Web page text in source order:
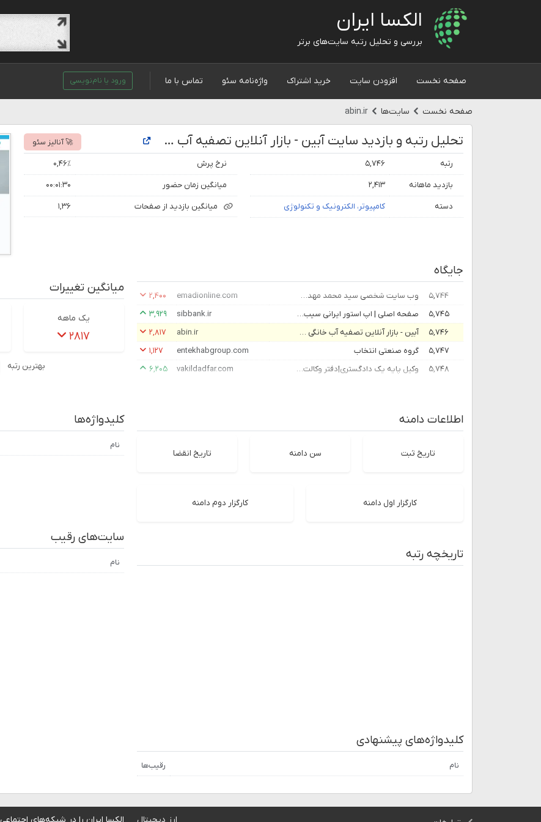
الکسا ایران
بررسی و تحلیل رتبه سایت‌های برتر
صفحه نخست افزودن سایت خرید اشتراک واژه‌نامه سئو تماس با ما ورود یا نام‌نویسی
صفحه نخست سایت‌ها abin.ir
تحلیل رتبه و بازدید سایت آبین - بازار آنلاین تصفیه آب خانگی و صنعتی 🚀 آنالیز سئو
رتبه ۵,۷۴۶
بازدید ماهانه ۲,۴۱۳
دسته کامپیوتر، الکترونیک و تکنولوژی
نرخ پرش ۰,۴۶٪
میانگین زمان حضور ۰۰:۰۱:۳۰
میانگین بازدید از صفحات ۱,۳۶
جایگاه
۵,۷۴۴ وب سایت شخصی سید محمد مهدی عمادی | عمادی آنلاین emadionline.com
۲,۴۰۰
۵,۷۴۵
صفحه اصلی | اپ استور ایرانی سیب بانک sibbank.ir
۳,۹۲۹
۵,۷۴۶
آبین - بازار آنلاین تصفیه آب خانگی و صنعتی abin.ir
۲,۸۱۷
۵,۷۴۷
گروه صنعتی انتخاب entekhabgroup.com
۱,۱۲۷
۵,۷۴۸
وکیل پایه یک دادگستری|دفتر وکالت دادفر در تهران vakildadfar.com ۶,۲۰۵
میانگین تغییرات
یک ماهه
۲۸۱۷
بهترین رتبه
اطلاعات دامنه
تاریخ ثبت سن دامنه تاریخ انقضا
کارگزار اول دامنه کارگزار دوم دامنه
کلیدواژه‌ها
نام
تاریخچه رتبه
سایت‌های رقیب
نام
کلیدواژه‌های پیشنهادی
نام رقیب‌ها
ارز دیجیتال الکسا ایران را در شبکه‌های اجتماعی